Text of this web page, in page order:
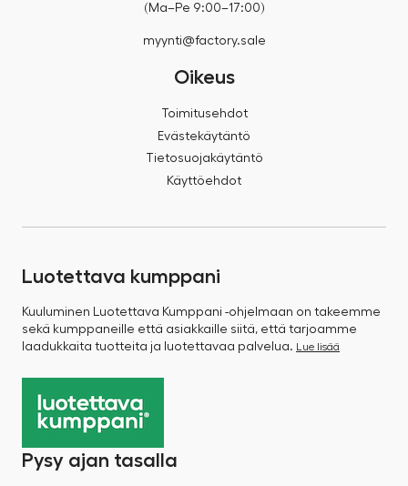
(Ma–Pe 9:00–17:00)
myynti@factory.sale
Oikeus
Toimitusehdot
Evästekäytäntö
Tietosuojakäytäntö
Käyttöehdot
Luotettava kumppani
Kuuluminen Luotettava Kumppani -ohjelmaan on takeemme
sekä kumppaneille että asiakkaille siitä, että tarjoamme
laadukkaita tuotteita ja luotettavaa palvelua. Lue lisää
Pysy ajan tasalla